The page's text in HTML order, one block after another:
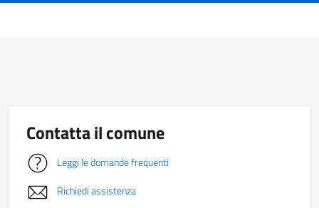
Contatta il comune
Leggi le domande frequenti
Richiedi assistenza